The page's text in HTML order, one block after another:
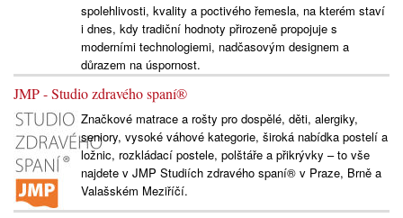
spolehlivosti, kvality a poctivého řemesla, na kterém staví
i dnes, kdy tradiční hodnoty přirozeně propojuje s
moderními technologiemi, nadčasovým designem a
důrazem na úspornost.
JMP - Studio zdravého spaní®
Značkové matrace a rošty pro dospělé, děti, alergiky,
seniory, vysoké váhové kategorie, široká nabídka postelí a
ložnic, rozkládací postele, polštáře a přikrývky – to vše
najdete v JMP Studiích zdravého spaní® v Praze, Brně a
Valašském Meziříčí.